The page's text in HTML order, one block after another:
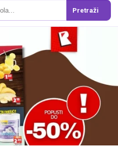
Pretraži